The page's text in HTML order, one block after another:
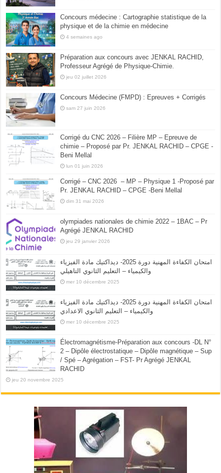
Concours médecine : Cartographie statistique de la
physique et de la chimie en médecine
4 semaines ago
Préparation aux concours avec JENKAL RACHID,
Professeur Agrégé de Physique-Chimie.
jeu 02 juillet 2026
Concours Médecine (FMPD) : Epreuves + Corrigés
sam 27 juin 2026
Corrigé du CNC 2026 – Filière MP – Epreuve de
chimie – Proposé par Pr. JENKAL RACHID – CPGE -
Beni Mellal
lun 01 juin 2026
Corrigé – CNC 2026 – MP – Physique 1 -Proposé par
Pr. JENKAL RACHID – CPGE -Beni Mellal
dim 31 mai 2026
olympiades nationales de chimie 2022 – 1BAC – Pr
Agrégé JENKAL RACHID
jeu 29 janvier 2026
امتحان الكفاءة المهنية دورة 2025- ديداكتيك مادة الفيزياء
والكيمياء – التعليم الثانوي التاهيلي
mer 10 décembre 2025
امتحان الكفاءة المهنية دورة 2025- ديداكتيك مادة الفيزياء
والكيمياء – التعليم الثانوي الاعدادي
mer 10 décembre 2025
Électromagnétisme-Préparation aux concours -DL N°
2 – Dipôle électrostatique – Dipôle magnétique – Sup
/ Spé – Agrégation – FST- Pr Agrégé JENKAL
RACHID
jeu 20 novembre 2025